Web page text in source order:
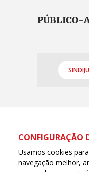
PÚBLICO-
CONFIGURAÇÃO
Usamos cookies
navegação melhor,